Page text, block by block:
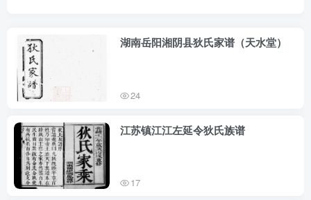
湖南岳阳湘阴县狄氏家谱（天水堂）
24
江苏镇江江左延令狄氏族谱
17